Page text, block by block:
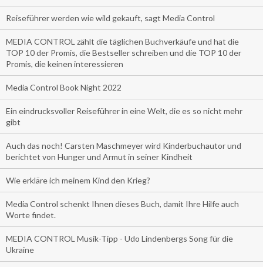
Reiseführer werden wie wild gekauft, sagt Media Control
MEDIA CONTROL zählt die täglichen Buchverkäufe und hat die
TOP 10 der Promis, die Bestseller schreiben und die TOP 10 der
Promis, die keinen interessieren
Media Control Book Night 2022
Ein eindrucksvoller Reiseführer in eine Welt, die es so nicht mehr
gibt
Auch das noch! Carsten Maschmeyer wird Kinderbuchautor und
berichtet von Hunger und Armut in seiner Kindheit
Wie erkläre ich meinem Kind den Krieg?
Media Control schenkt Ihnen dieses Buch, damit Ihre Hilfe auch
Worte findet.
MEDIA CONTROL Musik-Tipp - Udo Lindenbergs Song für die
Ukraine